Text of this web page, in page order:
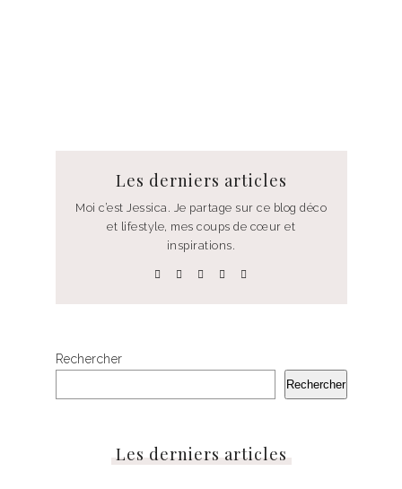
Les derniers articles
Moi c’est Jessica. Je partage sur ce blog déco
et lifestyle, mes coups de cœur et
inspirations.
Rechercher
Rechercher
Les derniers articles